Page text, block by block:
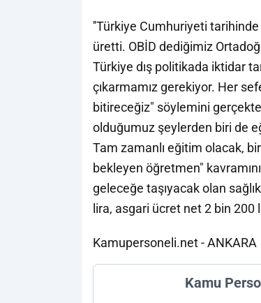
''Türkiye Cumhuriyeti
üretti. OBİD dediğimiz
Türkiye dış politikada iktidar
çıkarmamız gerekiyor. Her
bitireceğiz" söylemini
olduğumuz şeylerden biri de
Tam zamanlı eğitim olacak,
bekleyen öğretmen"
geleceğe taşıyacak olan
lira, asgari ücret net 2 bin
Kamupersoneli.net - ANKARA
Kamu